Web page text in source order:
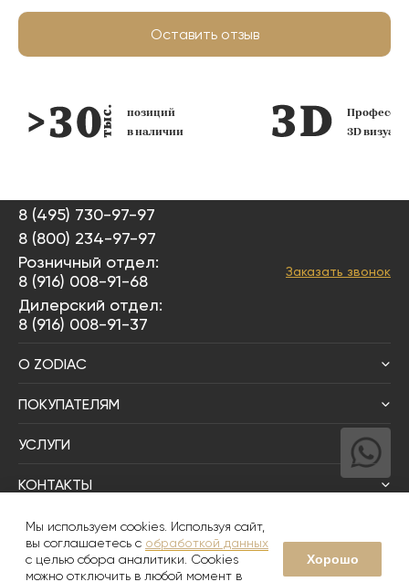
Оставить отзыв
позиций
в наличии
3D
8 (495) 730-97-97
8 (800) 234-97-97
Розничный отдел:
8 (916) 008-91-68
Дилерский отдел:
8 (916) 008-91-37
Заказать звонок
О ZODIAC
ПОКУПАТЕЛЯМ
УСЛУГИ
КОНТАКТЫ
Написать директору
© 2008-2026 Zodiac Интерьер&Керамика
Мы используем cookies. Используя сайт,
вы соглашаетесь с обработкой данных
с целью сбора аналитики. Cookies
можно отключить в любой момент в
Хорошо